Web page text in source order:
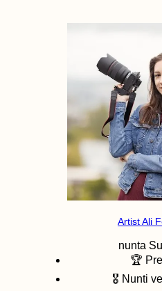
Artist Ali
nunta
🏆
🎖️ Nunti